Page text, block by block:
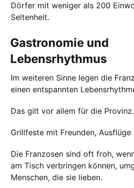
Dörfer mit weniger als 200
Seltenheit.
Gastronomie und
Lebensrhythmus
Im weiteren Sinne legen die
einen entspannten
Das gilt vor allem für die Provinz.
Grillfeste mit Freunden, Ausflüge
Die Franzosen sind oft froh,
am Tisch verbringen können,
Menschen, die sie lieben.